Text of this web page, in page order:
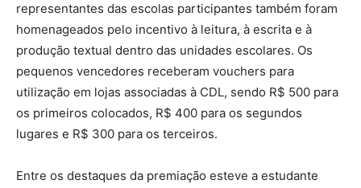
representantes das escolas participantes também foram
homenageados pelo incentivo à leitura, à escrita e à
produção textual dentro das unidades escolares. Os
pequenos vencedores receberam vouchers para
utilização em lojas associadas à CDL, sendo R$ 500 para
os primeiros colocados, R$ 400 para os segundos
lugares e R$ 300 para os terceiros.
Entre os destaques da premiação esteve a estudante